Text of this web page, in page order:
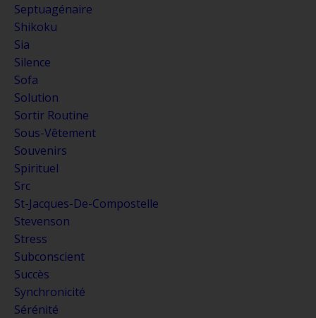
Septuagénaire
Shikoku
Sia
Silence
Sofa
Solution
Sortir Routine
Sous-Vêtement
Souvenirs
Spirituel
Src
St-Jacques-De-Compostelle
Stevenson
Stress
Subconscient
Succès
Synchronicité
Sérénité